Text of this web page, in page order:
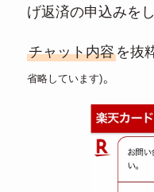
げ返済の申込みをし
チャット内容を抜
省略しています)。